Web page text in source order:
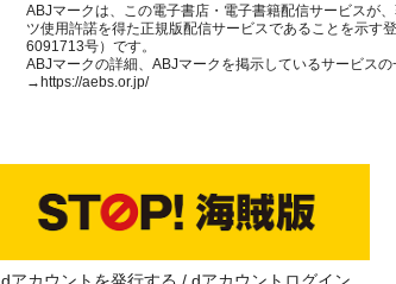
ABJマークは、この電子書店・電子書籍配信サービスが
ツ使用許諾を得た正規版配信サービスであることを示す
6091713号）です。
ABJマークの詳細、ABJマークを掲示しているサービスの
→ https://aebs.or.jp/